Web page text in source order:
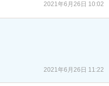
2021年6月26日 10:02
2021年6月26日 11:22